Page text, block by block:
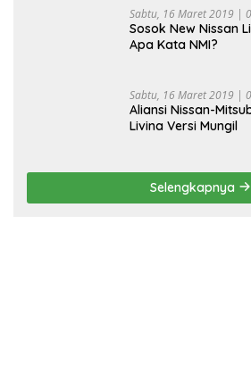
Sabtu, 16 Maret 2019 |
Sosok New Nissan
Apa Kata NMI?
Sabtu, 16 Maret 2019 |
Aliansi Nissan-
Livina Versi Mungil
Selengkapnya